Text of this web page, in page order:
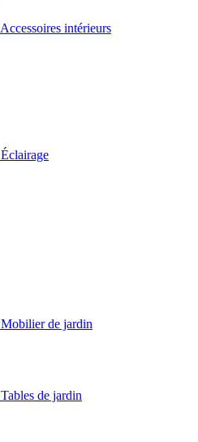
Accessoires intérieurs
Éclairage
Mobilier de jardin
Tables de jardin